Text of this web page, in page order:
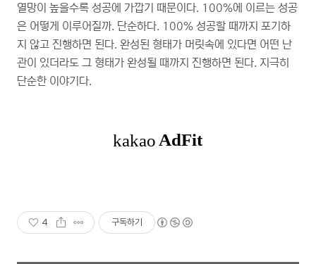
열망이 높을수록 성공에 가깝기 때문이다. 100%에 이르는 성공
은 어떻게 이루어질까. 단순하다. 100% 성공할 때까지 포기하
지 않고 진행하면 된다. 완성된 형태가 머릿속에 있다면 어떤 난
관이 있더라도 그 형태가 완성될 때까지 진행하면 된다. 지극히
단순한 이야기다.
4 구독하기